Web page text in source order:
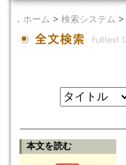
． ホーム > 検索システム >
本文を読む